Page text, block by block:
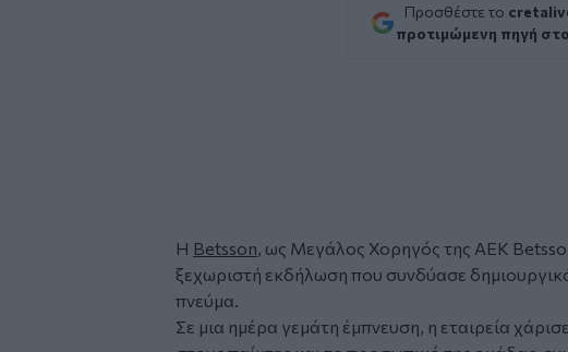
Προσθέστε το
προτιμώμενη πηγή
Η Betsson, ως Μεγάλος Χορηγός της ΑΕΚ
ξεχωριστή εκδήλωση που συνδύασε
πνεύμα.
Σε μια ημέρα γεμάτη έμπνευση, η εταιρεία